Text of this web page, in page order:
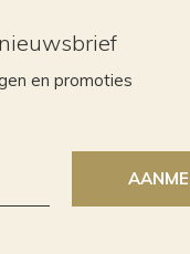
en promoties